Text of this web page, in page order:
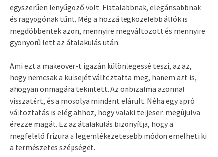
egyszerűen lenyűgöző volt. Fiatalabbnak, elegánsabbnak
és ragyogónak tűnt. Még a hozzá legközelebb állók is
megdöbbentek azon, mennyire megváltozott és mennyire
gyönyörű lett az átalakulás után.
Ami ezt a makeover-t igazán különlegessé teszi, az az,
hogy nemcsak a külsejét változtatta meg, hanem azt is,
ahogyan önmagára tekintett. Az önbizalma azonnal
visszatért, és a mosolya mindent elárult. Néha egy apró
változtatás is elég ahhoz, hogy valaki teljesen megújulva
érezze magát. Ez az átalakulás bizonyítja, hogy a
megfelelő frizura a legemlékezetesebb módon emelheti ki
a természetes szépséget.